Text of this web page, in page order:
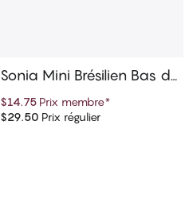
Ajouter au panier
Sonia Mini Brésilien Bas de
$14.75 Prix membre*
$29.50Prix régulier